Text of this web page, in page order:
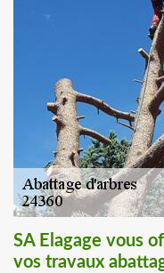
SA Elagage vous
vos travaux